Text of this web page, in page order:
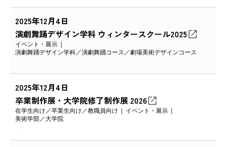
2025年12月4日
演劇舞踊デザイン学科 ウィンタースクール2025
イベント・展示
演劇舞踊デザイン学科
演劇舞踊コース 劇場美術デザインコース
2025年12月4日
卒業制作展・大学院修了制作展 2026
在学生向け 卒業生向け 教職員向け
イベント・展示
美術学部
大学院